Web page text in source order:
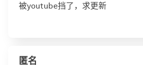
被youtube挡了，求更新
匿名